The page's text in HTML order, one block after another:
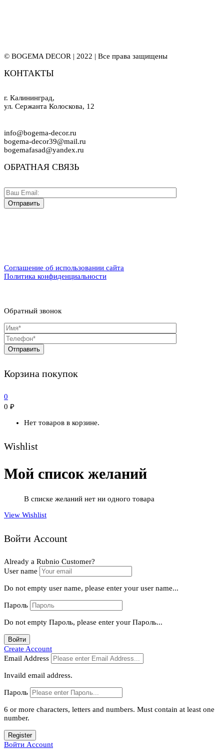
© BOGEMA DECOR | 2022 | Все права защищены
КОНТАКТЫ
г. Калининград,
ул. Сержанта Колоскова, 12
info@bogema-decor.ru
bogema-decor39@mail.ru
bogemafasad@yandex.ru
ОБРАТНАЯ СВЯЗЬ
Соглашение об использовании сайта
Политика конфиденциальности
Обратный звонок
Корзина покупок
0
0 ₽
Нет товаров в корзине.
Wishlist
Мой список желаний
В списке желаний нет ни одного товара
View Wishlist
Войти Account
Already a Rubnio Customer?
User name
Do not empty user name, please enter your user name...
Пароль
Do not empty Пароль, please enter your Пароль...
Войти
Create Account
Email Address
Invaild email address.
Пароль
6 or more characters, letters and numbers. Must contain at least one
number.
Register
Войти Account